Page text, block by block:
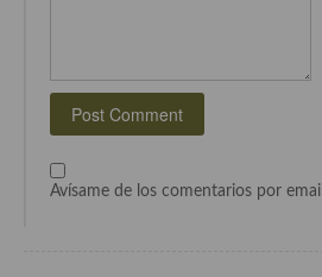
Carne
Avísame de los comentarios por email